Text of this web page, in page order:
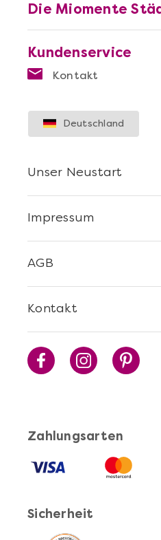
Sushi Selber
Kundenservice
Kontakt
Die Miomente
Zahlungsarten
Sicherheit
Kontakt
AGB
Impressum
Unser Neustart
Deutschland